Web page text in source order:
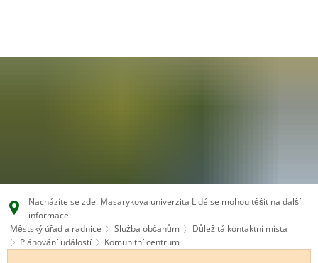
CS
Nacházíte se zde: Masarykova univerzita Lidé se mohou těšit na další
informace:
Městský úřad a radnice
Služba občanům
Důležitá kontaktní místa
Plánování událostí
Komunitní centrum